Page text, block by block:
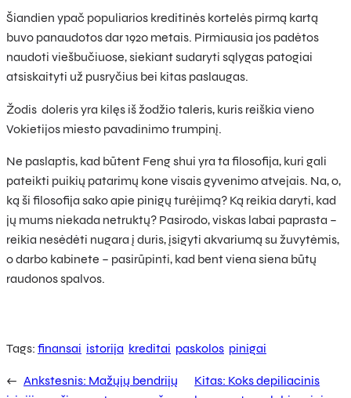
Šiandien ypač populiarios kreditinės kortelės pirmą kartą
buvo panaudotos dar 1920 metais. Pirmiausia jos padėtos
naudoti viešbučiuose, siekiant sudaryti sąlygas patogiai
atsiskaityti už pusryčius bei kitas paslaugas.
Žodis doleris yra kilęs iš žodžio taleris, kuris reiškia vieno
Vokietijos miesto pavadinimo trumpinį.
Ne paslaptis, kad būtent Feng shui yra ta filosofija, kuri gali
pateikti puikių patarimų kone visais gyvenimo atvejais. Na, o,
ką ši filosofija sako apie pinigų turėjimą? Ką reikia daryti, kad
jų mums niekada netruktų? Pasirodo, viskas labai paprasta –
reikia nesėdėti nugara į duris, įsigyti akvariumą su žuvytėmis,
o darbo kabinete – pasirūpinti, kad bent viena siena būtų
raudonos spalvos.
Tags: finansai istorija kreditai paskolos pinigai
← Ankstesnis: Mažųjų bendrijų
Kitas: Koks depiliacinis